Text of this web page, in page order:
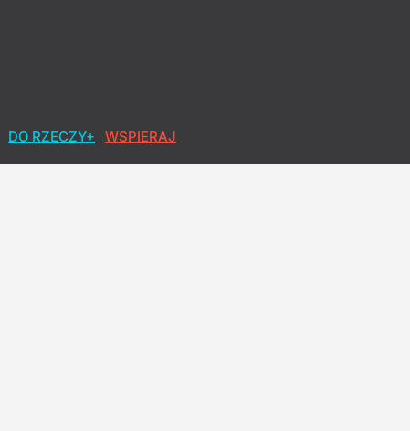
DO RZECZY+ WSPIERAJ